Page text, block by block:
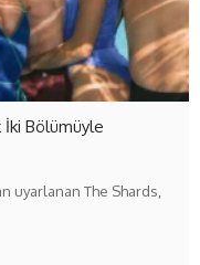
İki Bölümüyle
uyarlanan The Shards,